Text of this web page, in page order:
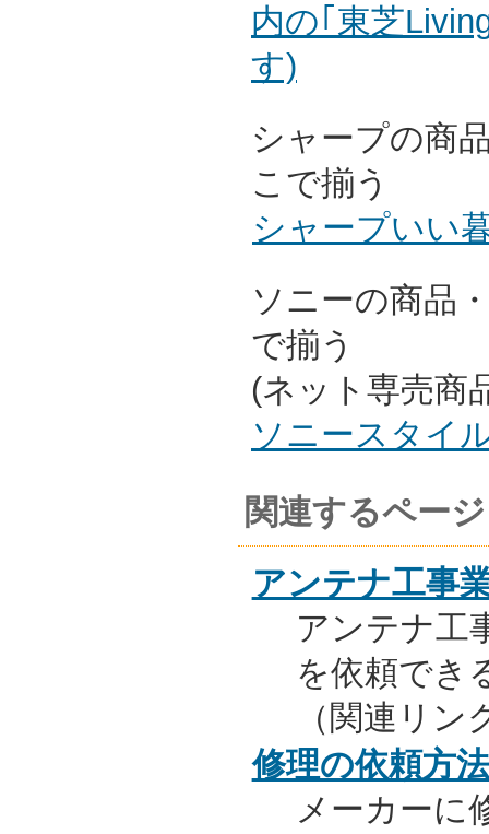
内の｢東芝
す)
シャープの商
こで揃う
シャープいい
ソニーの商品
で揃う
(ネット専売商
ソニースタイ
関連するページ
アンテナ工事
アンテナ工
を依頼でき
（関連リ
修理の依頼方法
メーカーに